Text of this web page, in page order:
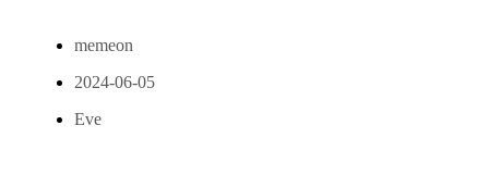
memeon
2024-06-05
Eve